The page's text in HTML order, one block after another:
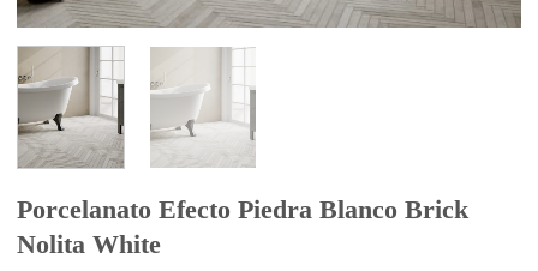
Porcelanato Efecto Piedra Blanco Brick
Nolita White